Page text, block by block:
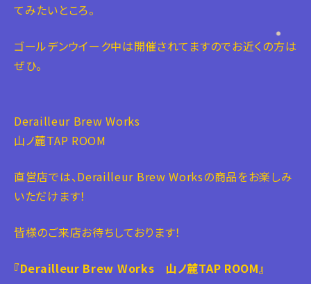
てみたいところ。
ゴールデンウイーク中は開催されてますのでお近くの方は
ぜひ。
Derailleur Brew Works
山ノ麓TAP ROOM
直営店では、Derailleur Brew Worksの商品をお楽しみ
いただけます！
皆様のご来店お待ちしております！
『Derailleur Brew Works 山ノ麓TAP ROOM』